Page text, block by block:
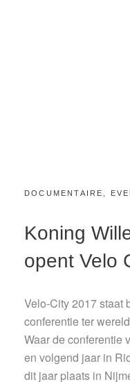
CATEGORIES:
DOCUMENTAIRE
Koning
opent Velo
Velo-City 2017 staat
conferentie ter
Waar de conferentie
en volgend jaar in
dit jaar plaats in